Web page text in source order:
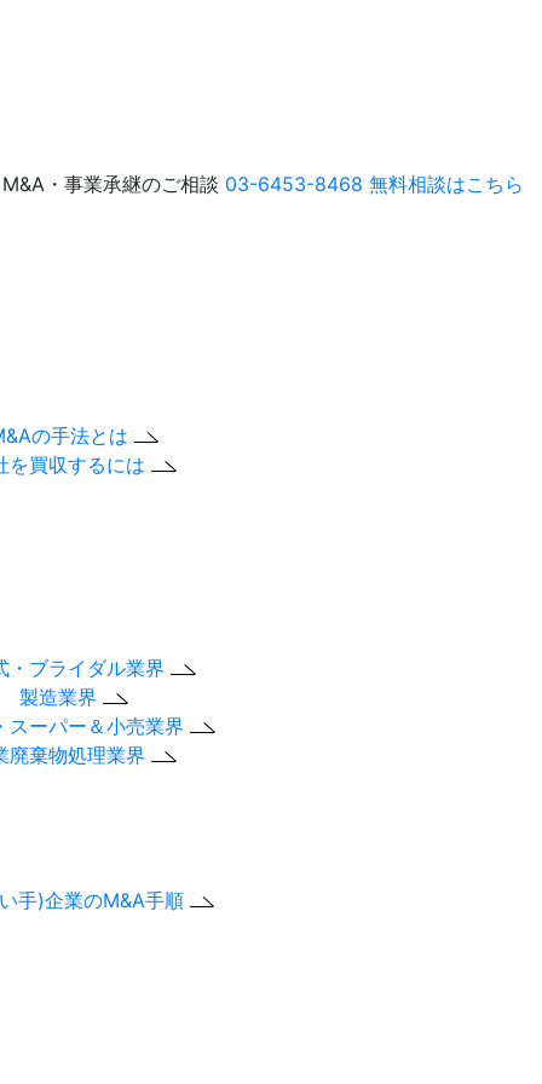
M&A・事業承継のご相談 03-6453-8468 無料相談はこちら
の手法とは
を買収するには
・ブライダル業界
製造業界
スーパー＆小売業界
廃棄物処理業界
手)企業のM&A手順